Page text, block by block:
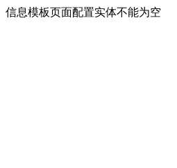
信息模板页面配置实体不能为空